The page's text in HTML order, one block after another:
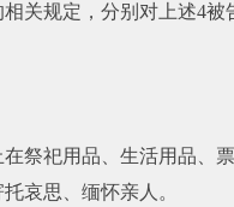
关规定，分别对上述4
祭祀用品、生活用品、
哀思、缅怀亲人。